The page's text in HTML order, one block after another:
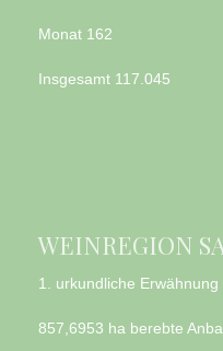
Monat 162
Insgesamt 117.045
WEINREGION
1. urkundliche Erwähnung
857,6953 ha berebte